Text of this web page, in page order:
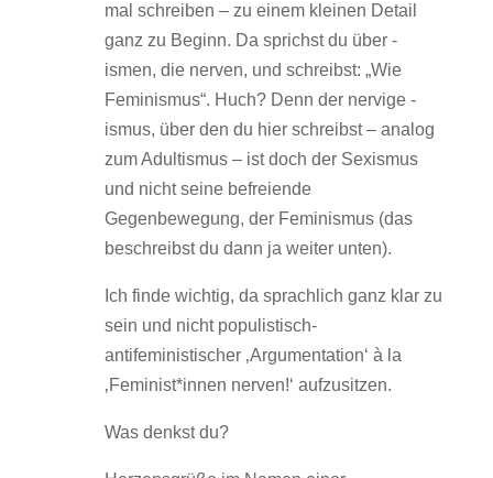
mal schreiben – zu einem kleinen Detail
ganz zu Beginn. Da sprichst du über -
ismen, die nerven, und schreibst: „Wie
Feminismus“. Huch? Denn der nervige -
ismus, über den du hier schreibst – analog
zum Adultismus – ist doch der Sexismus
und nicht seine befreiende
Gegenbewegung, der Feminismus (das
beschreibst du dann ja weiter unten).
Ich finde wichtig, da sprachlich ganz klar zu
sein und nicht populistisch-
antifeministischer ‚Argumentation‘ à la
‚Feminist*innen nerven!‘ aufzusitzen.
Was denkst du?